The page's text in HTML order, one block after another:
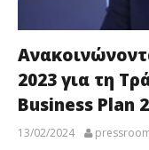
2023 για τη
Business Plan
13/02/2024